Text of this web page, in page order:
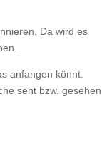
Da wird es
anfangen könnt.
seht bzw. gesehen